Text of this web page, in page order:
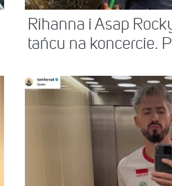
Rihanna i Asap
tańcu na koncercie.